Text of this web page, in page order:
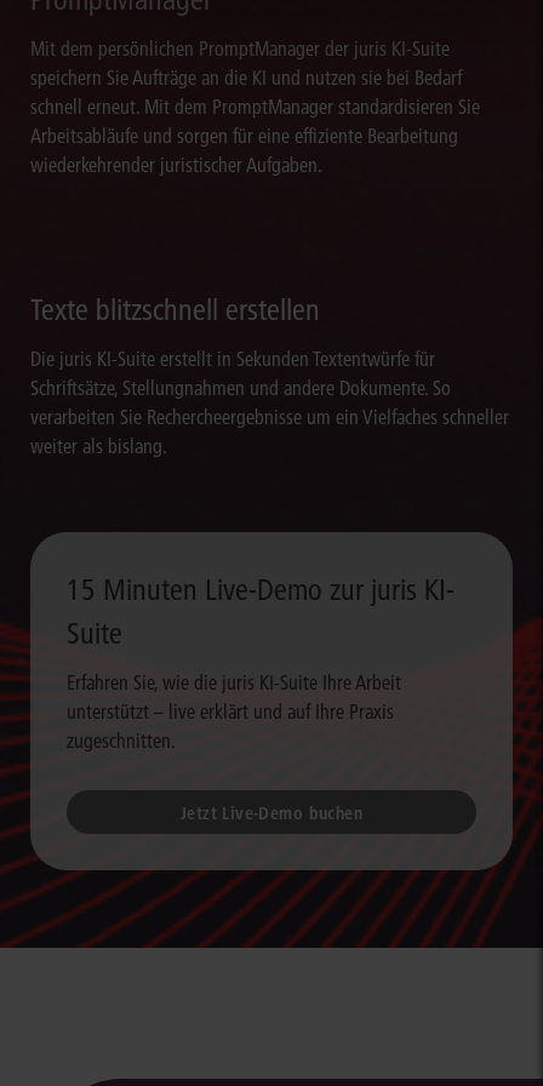
Mit dem persönlichen PromptManager der juris KI-Suite
speichern Sie Aufträge an die KI und nutzen sie bei Bedarf
schnell erneut. Mit dem PromptManager standardisieren Sie
Arbeitsabläufe und sorgen für eine effiziente Bearbeitung
wiederkehrender juristischer Aufgaben.
Texte blitzschnell erstellen
Die juris KI-Suite erstellt in Sekunden Textentwürfe für
Schriftsätze, Stellungnahmen und andere Dokumente. So
verarbeiten Sie Rechercheergebnisse um ein Vielfaches schneller
weiter als bislang.
15 Minuten Live-Demo zur juris KI-
Suite
Erfahren Sie, wie die juris KI-Suite Ihre Arbeit
unterstützt – live erklärt und auf Ihre Praxis
zugeschnitten.
Jetzt Live-Demo buchen